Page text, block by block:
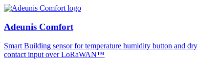
Adeunis Comfort
Smart Building sensor for temperature humidity button and dry
contact input over LoRaWAN™